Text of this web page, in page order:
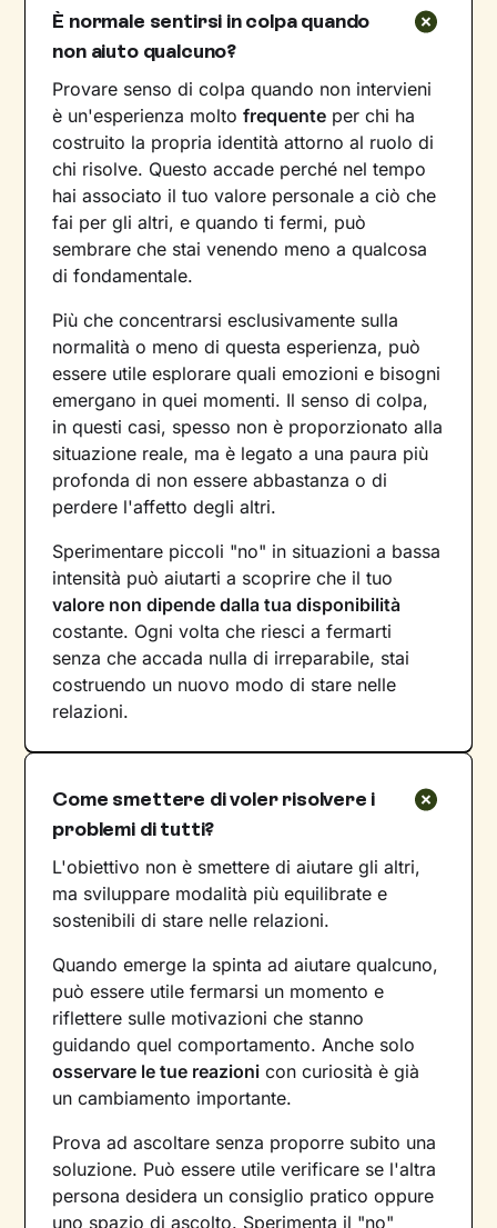
È normale sentirsi in colpa quando
non aiuto qualcuno?
Provare senso di colpa quando non intervieni
è un'esperienza moltofrequente per chi ha
costruito la propria identità attorno al ruolo di
chi risolve. Questo accade perché nel tempo
hai associato il tuo valore personale a ciò che
fai per gli altri, e quando ti fermi, può
sembrare che stai venendo meno a qualcosa
di fondamentale.
Più che concentrarsi esclusivamente sulla
normalità o meno di questa esperienza, può
essere utile esplorare quali emozioni e bisogni
emergano in quei momenti. Il senso di colpa,
in questi casi, spesso non è proporzionato alla
situazione reale, ma è legato a una paura più
profonda di non essere abbastanza o di
perdere l'affetto degli altri.
Sperimentare piccoli "no" in situazioni a bassa
intensità può aiutarti a scoprire che il tuo
valore non dipende dalla tua disponibilità
costante. Ogni volta che riesci a fermarti
senza che accada nulla di irreparabile, stai
costruendo un nuovo modo di stare nelle
relazioni.
Come smettere di voler risolvere i
problemi di tutti?
L'obiettivo non è smettere di aiutare gli altri,
ma sviluppare modalità più equilibrate e
sostenibili di stare nelle relazioni.
Quando emerge la spinta ad aiutare qualcuno,
può essere utile fermarsi un momento e
riflettere sulle motivazioni che stanno
guidando quel comportamento. Anche solo
osservare le tue reazioni con curiosità è già
un cambiamento importante.
Prova ad ascoltare senza proporre subito una
soluzione. Può essere utile verificare se l'altra
persona desidera un consiglio pratico oppure
uno spazio di ascolto. Sperimenta il "no"